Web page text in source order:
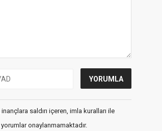
saldırı içeren, imla kuralları ile
onaylanmamaktadır.